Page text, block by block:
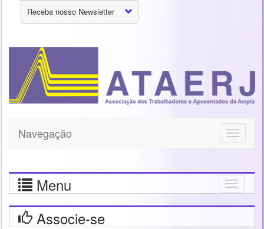
Receba nosso Newsletter
Toggle
Navegação
Menu
Associe-se